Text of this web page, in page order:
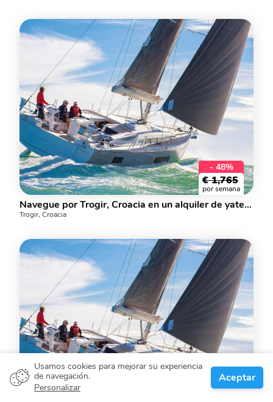
Usamos cookies para mejorar su experiencia
de navegación.
Personalizar
Aceptar
- 48%
€ 1,765
por semana
Navegue por Trogir, Croacia en un alquiler de yates: alquile el increíble velero NN15.
Trogir, Croacia
- 45%